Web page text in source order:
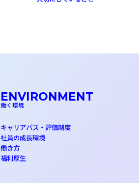
ENVIRONMENT
働く環境
キャリアパス・評価制度
社員の成長環境
働き方
福利厚生